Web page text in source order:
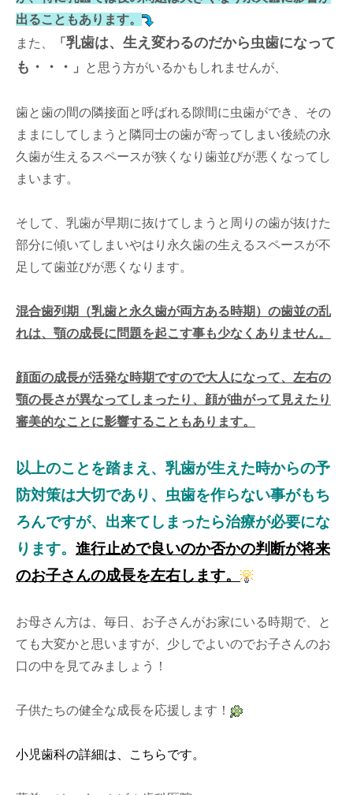
出ることもあります。
また、
「 乳歯は、生え変わるのだから虫歯になって
も・・・
」 と思う方がいるかもしれませんが、
歯と歯の間の隣接面と呼ばれる隙間に虫歯ができ、その
ままにしてしまうと隣同士の歯が寄ってしまい後続の永
久歯が生えるスペースが狭くなり歯並びが悪くなってし
まいます。
そして、乳歯が早期に抜けてしまうと周りの歯が抜けた
部分に傾いてしまいやはり永久歯の生えるスペースが不
足して歯並びが悪くなります。
混合歯列期（乳歯と永久歯が両方ある時期）の歯並の乱
れは、顎の成長に問題を起こす事も少なくありません。
顔面の成長が活発な時期ですので大人になって、左右の
顎の長さが異なってしまったり、顔が曲がって見えたり
審美的なことに影響することもあります。
以上のことを踏まえ、乳歯が生えた時からの予
防対策は大切であり、虫歯を作らない事がもち
ろんですが、出来てしまったら治療が必要にな
ります。 進行止めで良いのか否かの判断が将来
のお子さんの成長を左右します。
お母さん方は、毎日、お子さんがお家にいる時期で、と
ても大変かと思いますが、少しでよいのでお子さんのお
口の中を見てみましょう！
子供たちの健全な成長を応援します！
小児歯科の詳細は、こちらです。